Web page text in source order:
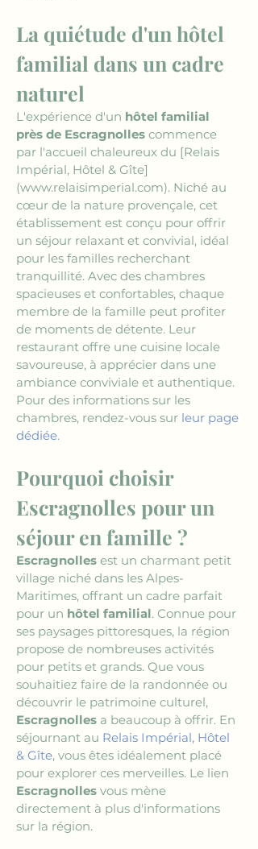
La quiétude d'un hôtel
familial dans un cadre
naturel
L'expérience d'un hôtel familial
près de Escragnolles commence
par l'accueil chaleureux du [Relais
Impérial, Hôtel & Gîte]
(www.relaisimperial.com). Niché au
cœur de la nature provençale, cet
établissement est conçu pour offrir
un séjour relaxant et convivial, idéal
pour les familles recherchant
tranquillité. Avec des chambres
spacieuses et confortables, chaque
membre de la famille peut profiter
de moments de détente. Leur
restaurant offre une cuisine locale
savoureuse, à apprécier dans une
ambiance conviviale et authentique.
Pour des informations sur les
chambres, rendez-vous sur leur page
dédiée.
Pourquoi choisir
Escragnolles pour un
séjour en famille ?
Escragnolles est un charmant petit
village niché dans les Alpes-
Maritimes, offrant un cadre parfait
pour un hôtel familial. Connue pour
ses paysages pittoresques, la région
propose de nombreuses activités
pour petits et grands. Que vous
souhaitiez faire de la randonnée ou
découvrir le patrimoine culturel,
Escragnolles a beaucoup à offrir. En
séjournant au Relais Impérial, Hôtel
& Gîte, vous êtes idéalement placé
pour explorer ces merveilles. Le lien
Escragnolles vous mène
directement à plus d'informations
sur la région.